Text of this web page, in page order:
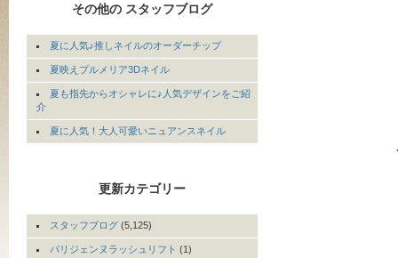
その他の スタッフブログ
夏に人気♪推しネイルのオーダーチップ
夏映えプルメリア3Dネイル
夏も指先からオシャレに♪人気デザインをご紹
介
夏に人気！大人可愛いニュアンスネイル
更新カテゴリー
スタッフブログ (5,125)
パリジェンヌラッシュリフト (1)